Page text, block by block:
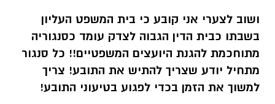
ושוב לצערי אני קובע כי בית המשפט העליון
בשבתו כבית הדין הגבוה לצדק עומד כסנגוריה
מתוחכמת להגנת היועצים המשפטיים!! כל סנגור
מתחיל יודע שצריך להתיש את התובע! צריך
למשוך את הזמן בכדי לפגוע בטיעוני התובע!